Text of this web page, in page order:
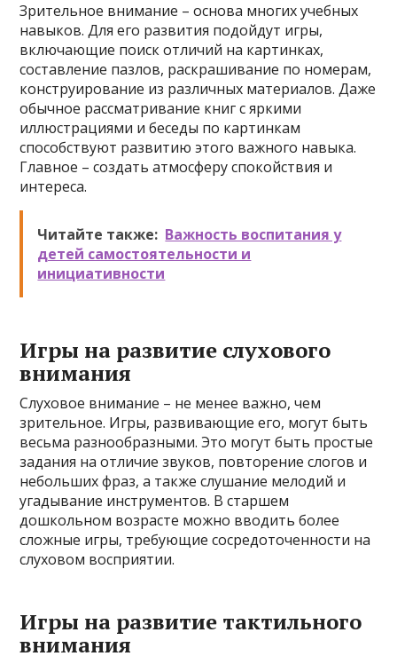
Зрительное внимание – основа многих учебных
навыков. Для его развития подойдут игры,
включающие поиск отличий на картинках,
составление пазлов, раскрашивание по номерам,
конструирование из различных материалов. Даже
обычное рассматривание книг с яркими
иллюстрациями и беседы по картинкам
способствуют развитию этого важного навыка.
Главное – создать атмосферу спокойствия и
интереса.
Читайте также: Важность воспитания у
детей самостоятельности и
инициативности
Игры на развитие слухового
внимания
Слуховое внимание – не менее важно, чем
зрительное. Игры, развивающие его, могут быть
весьма разнообразными. Это могут быть простые
задания на отличие звуков, повторение слогов и
небольших фраз, а также слушание мелодий и
угадывание инструментов. В старшем
дошкольном возрасте можно вводить более
сложные игры, требующие сосредоточенности на
слуховом восприятии.
Игры на развитие тактильного
внимания